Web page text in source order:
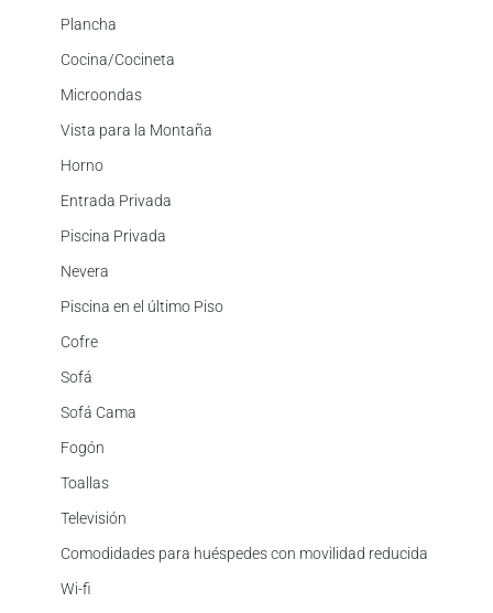
Plancha
Cocina/Cocineta
Microondas
Vista para la Montaña
Horno
Entrada Privada
Piscina Privada
Nevera
Piscina en el último Piso
Cofre
Sofá
Sofá Cama
Fogón
Toallas
Televisión
Comodidades para huéspedes con movilidad reducida
Wi-fi